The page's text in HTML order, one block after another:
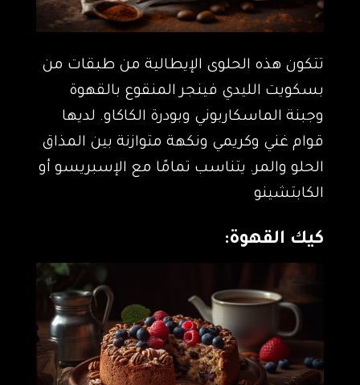
تتكون هذه الحلوى الإيطالية من طبقات من
بسكويت الليدي فينجر المنقوع بالقهوة
وجبنة الماسكاربوني وبودرة الكاكاو. لديها
قوام غني وكريمي ونكهة متوازنة بين المذاق
الحلو والمر. يتناسب تمامًا مع الإسبريسو أو
الكابتشينو
كيك القهوة: